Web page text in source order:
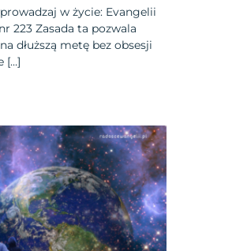
w życie: Evangelii
223 Zasada ta pozwala
dłuższą metę bez obsesji
[…]